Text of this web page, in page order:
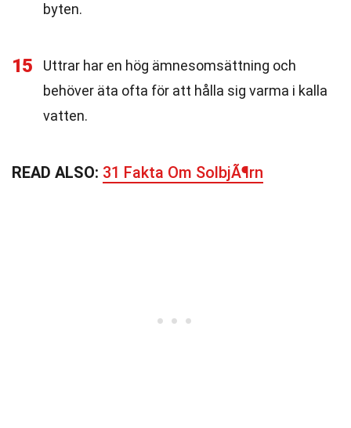
byten.
15
Uttrar har en hög ämnesomsättning och
behöver äta ofta för att hålla sig varma i kalla
vatten.
READ ALSO: 31 Fakta Om SolbjÃ¶rn